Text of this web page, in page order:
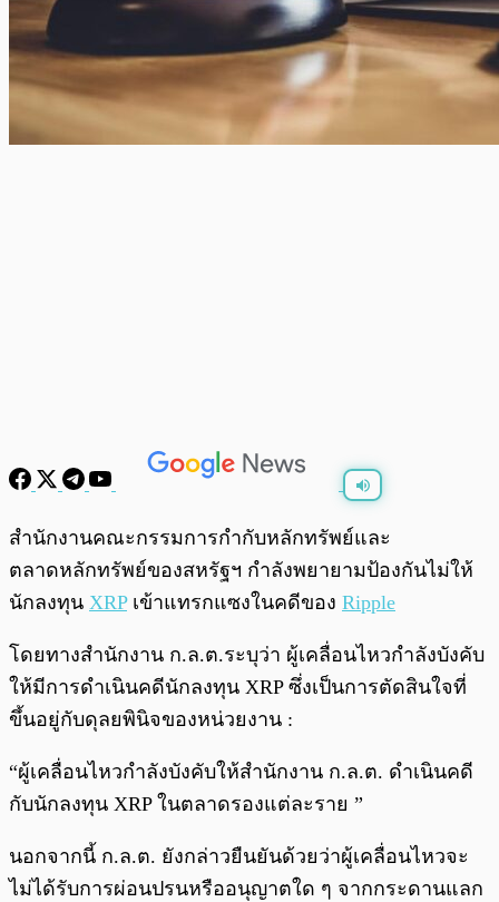
สำนักงานคณะกรรมการกำกับหลักทรัพย์และ
ตลาดหลักทรัพย์ของสหรัฐฯ กำลังพยายามป้องกันไม่ให้
นักลงทุน XRPเข้าแทรกแซงในคดีของ Ripple
โดยทางสำนักงาน ก.ล.ต.ระบุว่า ผู้เคลื่อนไหวกำลังบังคับ
ให้มีการดำเนินคดีนักลงทุน XRP ซึ่งเป็นการตัดสินใจที่
ขึ้นอยู่กับดุลยพินิจของหน่วยงาน :
“ผู้เคลื่อนไหวกำลังบังคับให้สำนักงาน ก.ล.ต. ดำเนินคดี
กับนักลงทุน XRP ในตลาดรองแต่ละราย ”
นอกจากนี้ ก.ล.ต. ยังกล่าวยืนยันด้วยว่าผู้เคลื่อนไหวจะ
ไม่ได้รับการผ่อนปรนหรืออนุญาตใด ๆ จากกระดานแลก